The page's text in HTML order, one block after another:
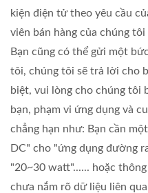
kiện điện tử theo yêu cầu
viên bán hàng của chúng
Bạn cũng có thể gửi một
tôi, chúng tôi sẽ trả lời cho
biệt, vui lòng cho chúng tôi
bạn, phạm vi ứng dụng và
chẳng hạn như: Bạn cần
DC" cho "ứng dụng đường
"20~30 watt"...... hoặc
chưa nắm rõ dữ liệu liên